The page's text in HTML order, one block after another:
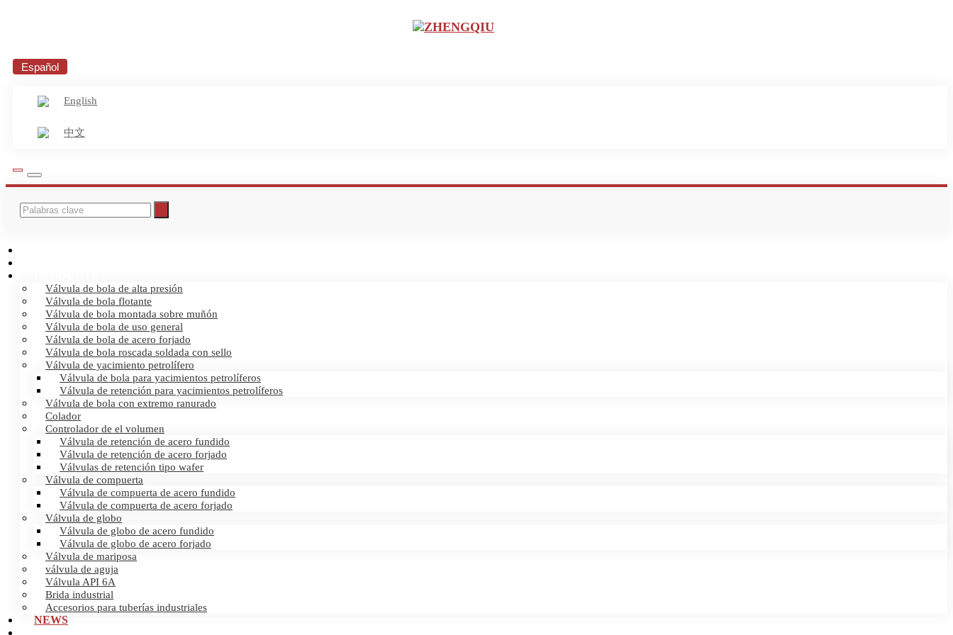
Español
English
中文
Válvula de bola de alta presión
Válvula de bola flotante
Válvula de bola montada sobre muñón
Válvula de bola de uso general
Válvula de bola de acero forjado
Válvula de bola roscada soldada con sello
Válvula de yacimiento petrolífero
Válvula de bola para yacimientos petrolíferos
Válvula de retención para yacimientos petrolíferos
Válvula de bola con extremo ranurado
Colador
Controlador de el volumen
Válvula de retención de acero fundido
Válvula de retención de acero forjado
Válvulas de retención tipo wafer
Válvula de compuerta
Válvula de compuerta de acero fundido
Válvula de compuerta de acero forjado
Válvula de globo
Válvula de globo de acero fundido
Válvula de globo de acero forjado
Válvula de mariposa
válvula de aguja
Válvula API 6A
Brida industrial
Accesorios para tuberías industriales
NEWS